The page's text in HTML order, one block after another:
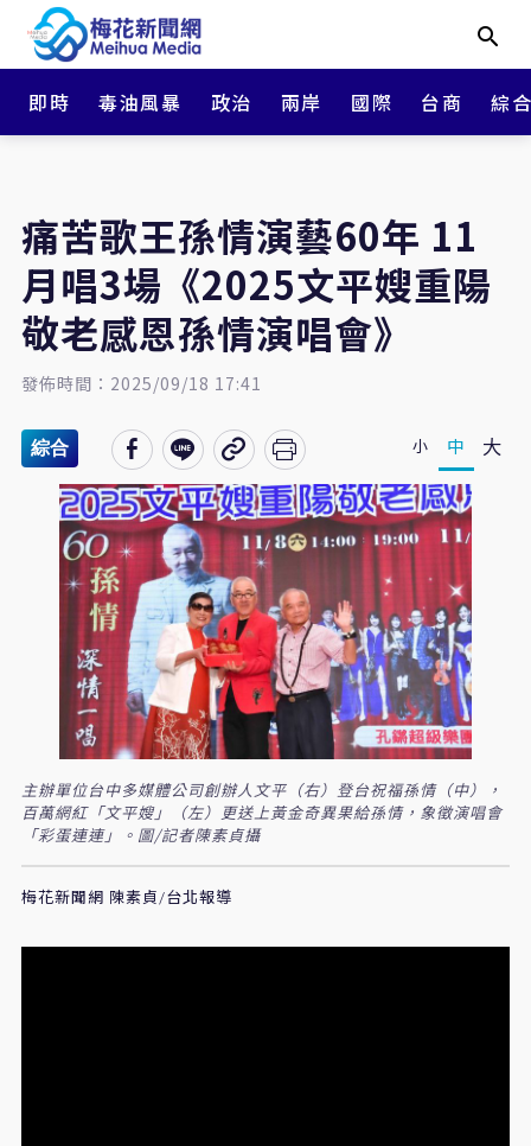
即時 毒油風暴 政治 兩岸 國際 台商 綜
痛苦歌王孫情演藝60年 11
月唱3場《2025文平嫂重陽
敬老感恩孫情演唱會》
發佈時間：2025/09/18 17:41
綜合 小 中 大
主辦單位台中多媒體公司創辦人文平（右）登台祝福孫情（中），
百萬網紅「文平嫂」（左）更送上黃金奇異果給孫情，象徵演唱會
「彩蛋連連」。圖/記者陳素貞攝
梅花新聞網 陳素貞/台北報導